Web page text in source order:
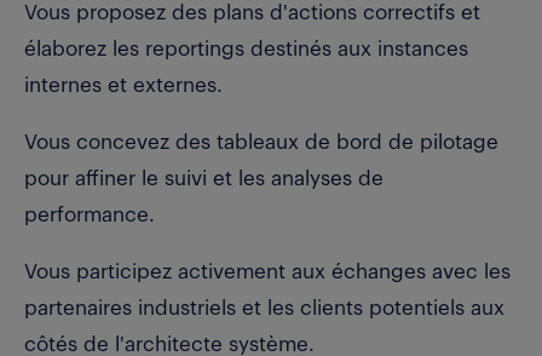
Vous proposez des plans d'actions correctifs et
élaborez les reportings destinés aux instances
internes et externes.
Vous concevez des tableaux de bord de pilotage
pour affiner le suivi et les analyses de
performance.
Vous participez activement aux échanges avec les
partenaires industriels et les clients potentiels aux
côtés de l'architecte système.